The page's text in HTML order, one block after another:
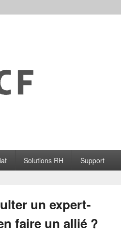
Solutions RH Support
un expert-
faire un allié ?